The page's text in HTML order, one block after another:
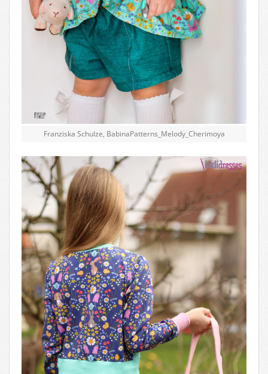
Franziska Schulze, BabinaPatterns_Melody_Cherimoya